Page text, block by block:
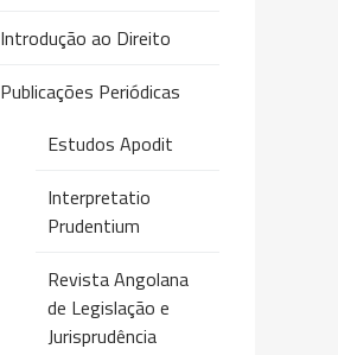
Introdução ao Direito
Publicações Periódicas
Estudos Apodit
Interpretatio
Prudentium
Revista Angolana
de Legislação e
Jurisprudência